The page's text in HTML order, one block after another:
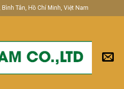
Bình Tân, Hồ Chí Minh, Việt Nam